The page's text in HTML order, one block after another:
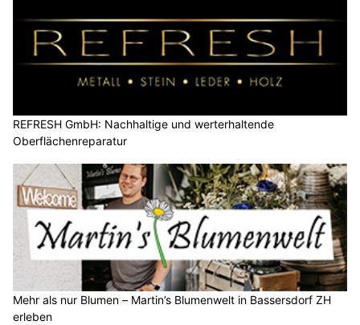
REFRESH GmbH: Nachhaltige und werterhaltende
Oberflächenreparatur
Mehr als nur Blumen – Martin’s Blumenwelt in Bassersdorf ZH
erleben